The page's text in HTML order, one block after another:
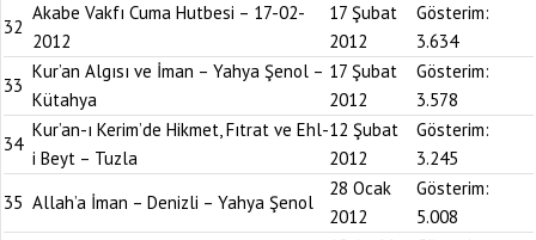
32
Akabe Vakfı Cuma Hutbesi – 17-02-
2012
17 Şubat
2012
Gösterim:
3.634
33
Kur’an Algısı ve İman – Yahya Şenol –
Kütahya
17 Şubat
2012
Gösterim:
3.578
34
Kur’an-ı Kerim’de Hikmet, Fıtrat ve Ehl-
i Beyt – Tuzla
12 Şubat
2012
Gösterim:
3.245
35 Allah’a İman – Denizli – Yahya Şenol
28 Ocak
2012
Gösterim:
5.008